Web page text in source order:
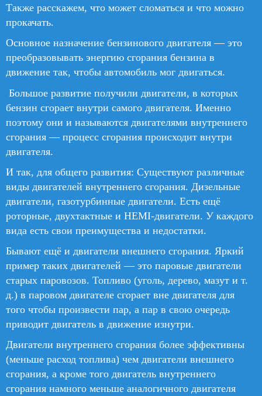
Также расскажем, что может сломаться и что можно
прокачать.
Основное назначение бензинового двигателя — это
преобразовывать энергию сгорания бензина в
движение так, чтобы автомобиль мог двигаться.
Большое развитие получили двигатели, в которых
бензин сгорает внутри самого двигателя. Именно
поэтому они и называются двигателями внутреннего
сгорания — процесс сгорания происходит внутри
двигателя.
И так, для общего развития: Существуют различные
виды двигателей внутреннего сгорания. Дизельные
двигатели, газотурбинные двигатели. Есть ещё
роторные, двухтактные и HEMI-двигатели. У каждого
вида есть свои преимущества и недостатки.
Бывают ещё и двигатели внешнего сгорания. Яркий
пример таких двигателей — это паровые двигатели
старых паровозов. Топливо (уголь, дерево, мазут и т.
д.) в паровом двигателе сгорает вне двигателя для
того чтобы произвести пар, а пар в свою очередь
приводит двигатель в движение изнутри.
Двигатели внутреннего сгорания более эффективны
(меньше расход топлива) чем двигатели внешнего
сгорания, а кроме того двигатель внутреннего
сгорания намного меньше аналогичного двигателя